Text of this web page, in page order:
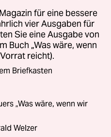
für eine bessere
vier Ausgaben für
Sie eine Ausgabe von
Buch „Was wäre, wenn
reicht).
Briefkasten
„Was wäre, wenn wir
Welzer